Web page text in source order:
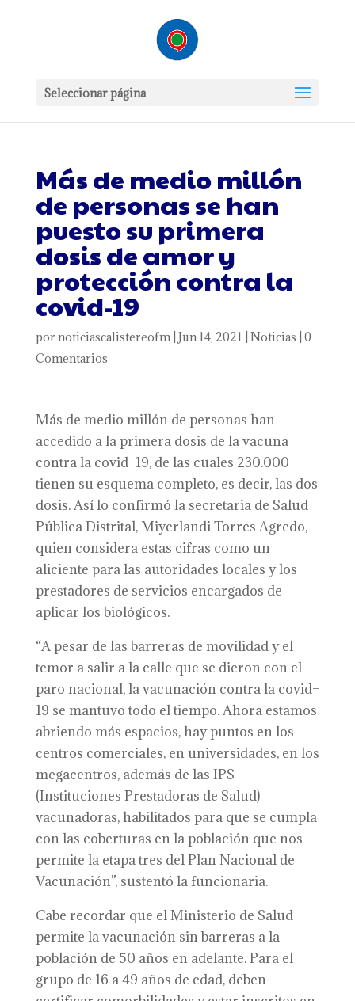
Seleccionar página
Más de medio millón
de personas se han
puesto su primera
dosis de amor y
protección contra la
covid-19
por noticiascalistereofm| Jun 14, 2021 Noticias 0
Comentarios
Más de medio millón de personas han
accedido a la primera dosis de la vacuna
contra la covid–19, de las cuales 230.000
tienen su esquema completo, es decir, las dos
dosis. Así lo confirmó la secretaria de Salud
Pública Distrital, Miyerlandi Torres Agredo,
quien considera estas cifras como un
aliciente para las autoridades locales y los
prestadores de servicios encargados de
aplicar los biológicos.
“A pesar de las barreras de movilidad y el
temor a salir a la calle que se dieron con el
paro nacional, la vacunación contra la covid–
19 se mantuvo todo el tiempo. Ahora estamos
abriendo más espacios, hay puntos en los
centros comerciales, en universidades, en los
megacentros, además de las IPS
(Instituciones Prestadoras de Salud)
vacunadoras, habilitados para que se cumpla
con las coberturas en la población que nos
permite la etapa tres del Plan Nacional de
Vacunación”, sustentó la funcionaria.
Cabe recordar que el Ministerio de Salud
permite la vacunación sin barreras a la
población de 50 años en adelante. Para el
grupo de 16 a 49 años de edad, deben